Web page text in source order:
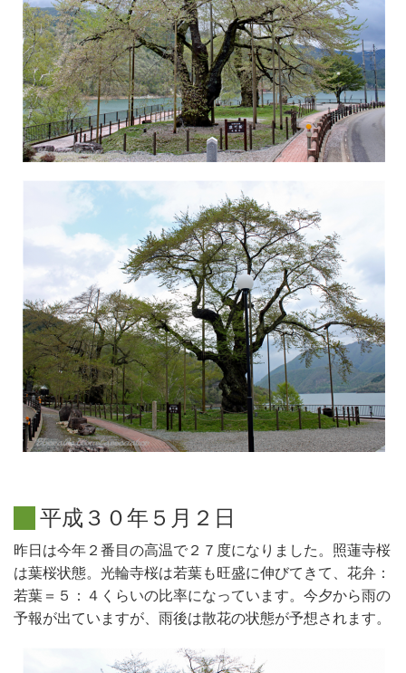
平成 ３ ０年 ５ 月 ２ 日
昨日は今年２番目の高温で２７度になりました。照蓮寺桜
は葉桜状態。光輪寺桜は若葉も旺盛に伸びてきて、花弁：
若葉＝５：４くらいの比率になっています。今夕から雨の
予報が出ていますが、雨後は散花の状態が予想されます。